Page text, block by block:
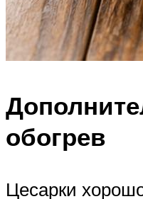
обогрев
Цесарки